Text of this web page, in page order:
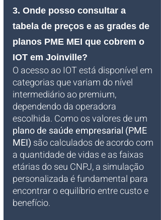
3. Onde posso consultar a
tabela de preços e as grades de
planos PME MEI que cobrem o
IOT em Joinville?
O acesso ao IOT está disponível em
categorias que variam do nível
intermediário ao premium,
dependendo da operadora
escolhida. Como os valores de um
plano de saúde empresarial (PME
MEI) são calculados de acordo com
a quantidade de vidas e as faixas
etárias do seu CNPJ, a simulação
personalizada é fundamental para
encontrar o equilíbrio entre custo e
benefício.